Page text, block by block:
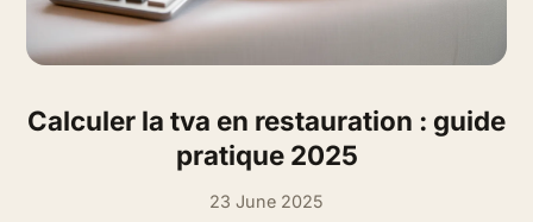
Calculer la tva en restauration : guide
pratique 2025
23 June 2025